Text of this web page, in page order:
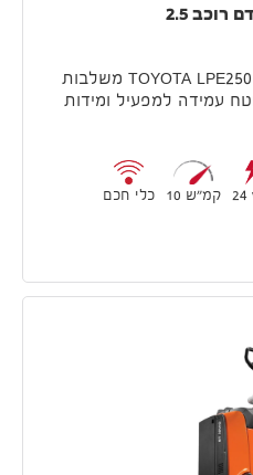
עגלת משטחים חשמלית אדם רוכב 2.5
עגלת משטחים חשמליות TOYOTA LPE250 משלבות
עמידה למפעיל ומידות
24 10 קמ״ש כלי חכם